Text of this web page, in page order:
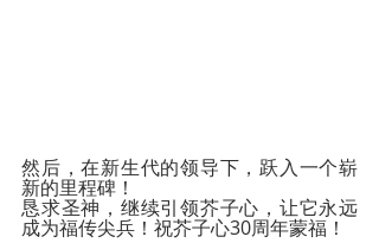
然后，在新生代的领导下，跃入一个崭
新的里程碑！
恳求圣神，继续引领芥子心，让它永远
成为福传尖兵！祝芥子心30周年蒙福！